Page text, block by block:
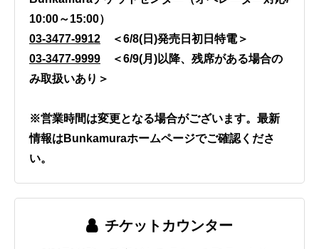
10:00～15:00）
03-3477-9912 ＜6/8(日)発売日初日特電＞
03-3477-9999 ＜6/9(月)以降、残席がある場合の
み取扱いあり＞
※営業時間は変更となる場合がございます。最新
情報はBunkamuraホームページでご確認くださ
い。
チケットカウンター